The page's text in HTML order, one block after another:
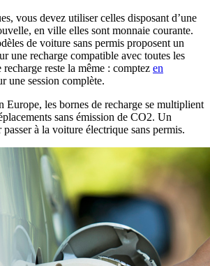
vous devez utiliser celles disposant d’une
en ville elles sont monnaie courante.
de voiture sans permis proposent un
une recharge compatible avec toutes les
reste la même : comptez en
une session complète.
Europe, les bornes de recharge se multiplient
sans émission de CO2. Un
à la voiture électrique sans permis.